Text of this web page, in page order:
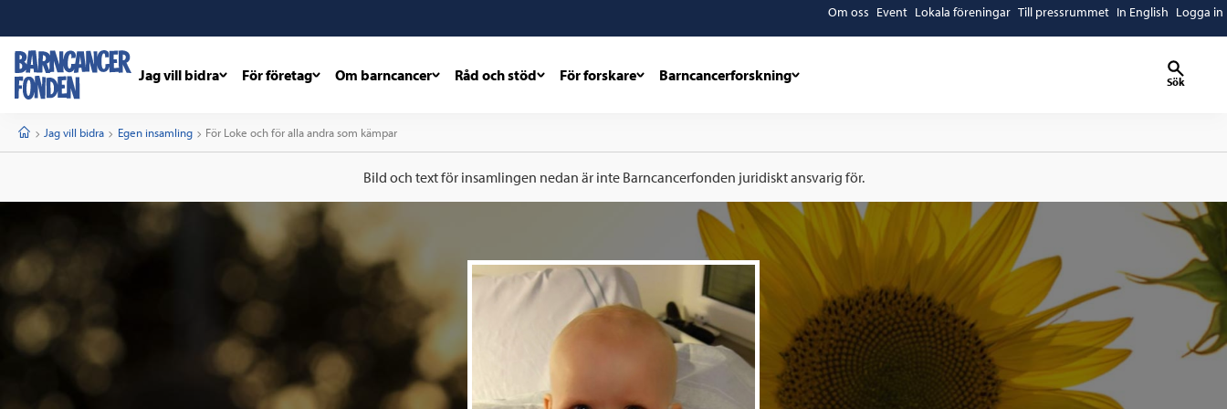
Om oss Event Lokala föreningar Till pressrummet In English Logga in
Jag vill bidra För företag Om barncancer Råd och stöd För forskare Barncancerforskning Sök
StartJag vill bidra Egen insamling Current:
För Loke och för alla andra som kämpar
Bild och text för insamlingen nedan är inte Barncancerfonden juridiskt ansvarig för.